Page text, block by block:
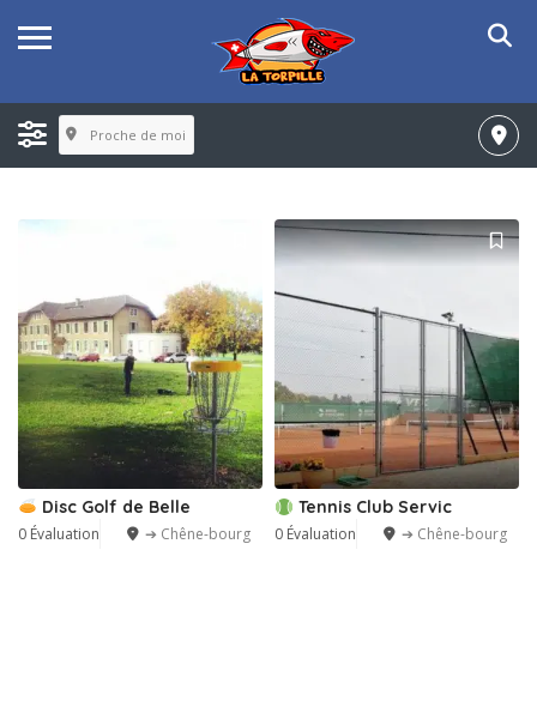
Proche de moi
Disc Golf de Belle
0 Évaluation ➔ Chêne-bourg
Tennis Club Servic
0 Évaluation ➔ Chêne-bourg